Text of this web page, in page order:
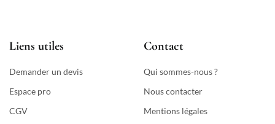
Liens utiles
Demander un devis
Espace pro
CGV
Contact
Qui sommes-nous ?
Nous contacter
Mentions légales